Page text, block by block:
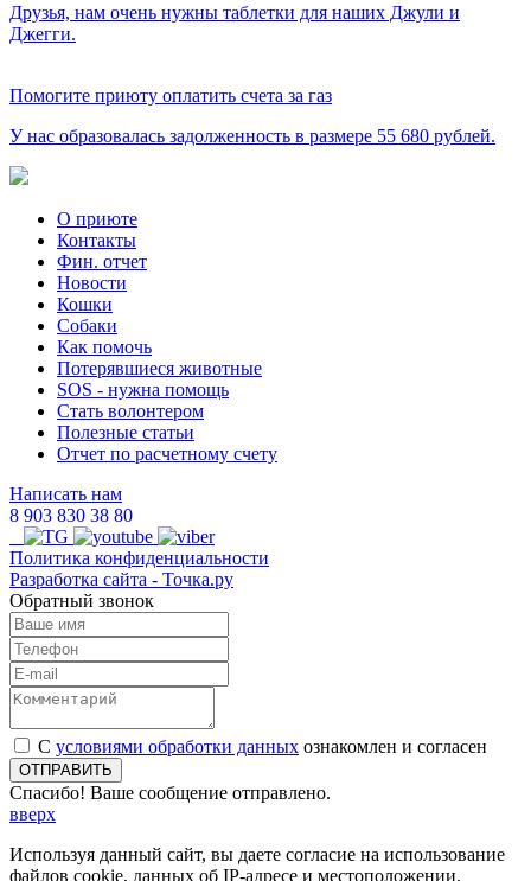
Друзья, нам очень нужны таблетки для наших Джули и
Джегги.
Помогите приюту оплатить счета за газ
У нас образовалась задолженность в размере 55 680 рублей.
О приюте
Контакты
Фин. отчет
Новости
Кошки
Собаки
Как помочь
Потерявшиеся животные
SOS - нужна помощь
Стать волонтером
Полезные статьи
Отчет по расчетному счету
Написать нам
8 903 830 38 80
Политика конфиденциальности
Разработка сайта - Точка.ру
Обратный звонок
С условиями обработки данных ознакомлен и согласен
ОТПРАВИТЬ
Спасибо! Ваше сообщение отправлено.
вверх
Используя данный сайт, вы даете согласие на использование
файлов cookie, данных об IP-адресе и местоположении,